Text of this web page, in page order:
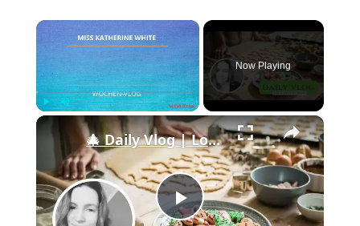
×
Unmute Fullscreen
Now Playing
×
Play
🎄 Daily Vlog | Los geht’s mit dem Weihnachtsbacken! 🍪✨ Festliche Stimmung in der Küche 🎅